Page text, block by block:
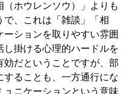
ホウレンソウ）」よりも
で、これは「雑談」「相
ションを取りやすい雰囲
掛ける心理的ハードルを
だということですが、部
ることも、一方通行にな
ュニケーションという意味